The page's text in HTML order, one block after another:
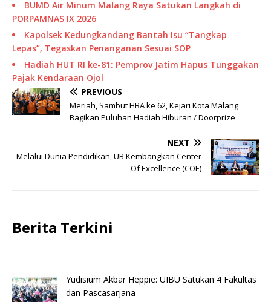
BUMD Air Minum Malang Raya Satukan Langkah di
PORPAMNAS IX 2026
Kapolsek Kedungkandang Bantah Isu “Tangkap
Lepas”, Tegaskan Penanganan Sesuai SOP
Hadiah HUT RI ke-81: Pemprov Jatim Hapus Tunggakan
Pajak Kendaraan Ojol
PREVIOUS
Meriah, Sambut HBA ke 62, Kejari Kota Malang
Bagikan Puluhan Hadiah Hiburan / Doorprize
NEXT
Melalui Dunia Pendidikan, UB Kembangkan Center
Of Excellence (COE)
Berita Terkini
Yudisium Akbar Heppie: UIBU Satukan 4 Fakultas
dan Pascasarjana